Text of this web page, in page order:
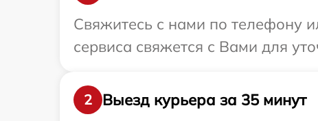
Свяжитесь с нами по телефону
сервиса свяжется с Вами для
2
Выезд курьера за 35 минут